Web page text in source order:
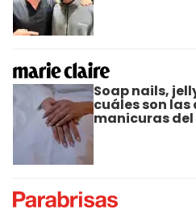
Soap nails,
cuáles son
manicuras